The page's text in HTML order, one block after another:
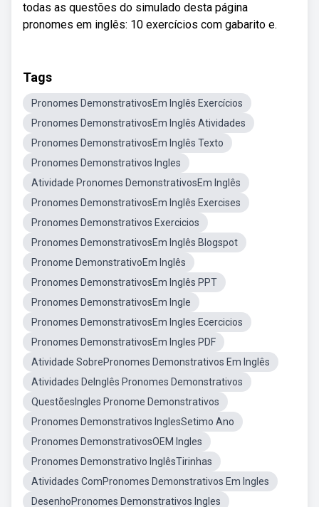
todas as questões do simulado desta página
pronomes em inglês: 10 exercícios com gabarito e.
Tags
Pronomes DemonstrativosEm Inglês Exercícios
Pronomes DemonstrativosEm Inglês Atividades
Pronomes DemonstrativosEm Inglês Texto
Pronomes Demonstrativos Ingles
Atividade Pronomes DemonstrativosEm Inglês
Pronomes DemonstrativosEm Inglês Exercises
Pronomes Demonstrativos Exercicios
Pronomes DemonstrativosEm Inglês Blogspot
Pronome DemonstrativoEm Inglês
Pronomes DemonstrativosEm Inglês PPT
Pronomes DemonstrativosEm Ingle
Pronomes DemonstrativosEm Ingles Ecercicios
Pronomes DemonstrativosEm Ingles PDF
Atividade SobrePronomes Demonstrativos Em Inglês
Atividades DeInglês Pronomes Demonstrativos
QuestõesIngles Pronome Demonstrativos
Pronomes Demonstrativos InglesSetimo Ano
Pronomes DemonstrativosOEM Ingles
Pronomes Demonstrativo InglêsTirinhas
Atividades ComPronomes Demonstrativos Em Ingles
DesenhoPronomes Demonstrativos Ingles